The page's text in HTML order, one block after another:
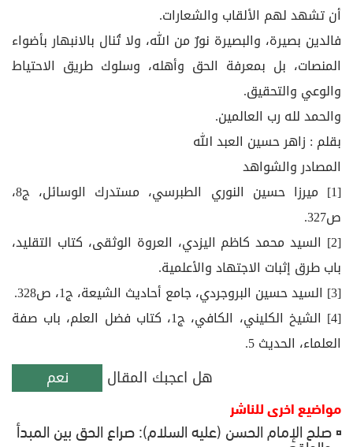
أن تشهد لهم الألقاب والشعارات.
فالدين بصيرة، والبصيرة نورٌ من الله، ولا تُنال بالانبهار بأضواء
المنصات، بل بمعرفة الحق وأهله، وسلوك طريق الاحتياط
والوعي والتحقيق.
والحمد لله رب العالمين.
بقلم : زاهر حسين العبد الله
المصادر والشواهد
[1] ميرزا حسين النوري الطبرسي، مستدرك الوسائل، ج8،
ص327.
[2] السيد محمد كاظم اليزدي، العروة الوثقى، كتاب التقليد،
باب طرق إثبات الاجتهاد والأعلمية.
[3] السيد حسين البروجردي، جامع أحاديث الشيعة، ج1، ص328.
[4] الشيخ الكليني، الكافي، ج1، كتاب فضل العلم، باب صفة
العلماء، الحديث 5.
نعم هل اعجبك المقال
مواضيع اخرى للناشر
صلح الإمام الحسن (عليه السلام): صراع الحق بين المبدأ